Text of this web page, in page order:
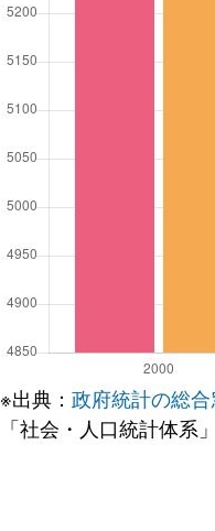
※出典： 政府統計の総
「社会・人口統計体系